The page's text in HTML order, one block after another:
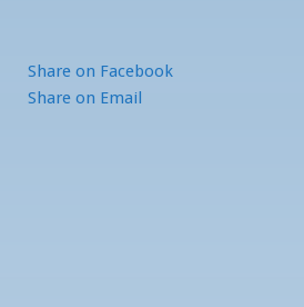
Share on Facebook
Share on Email